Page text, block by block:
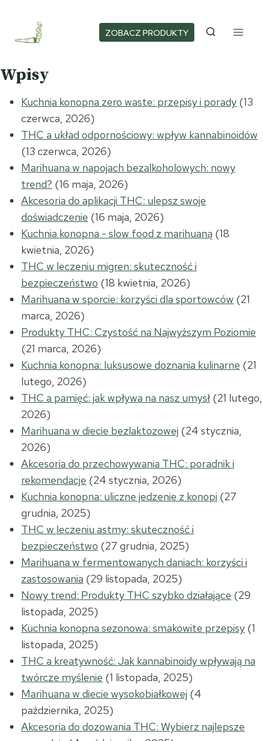
treści
ZOBACZ PRODUKTY
Wpisy
Kuchnia konopna zero waste: przepisy i porady (13
czerwca, 2026)
THC a układ odpornościowy: wpływ kannabinoidów
(13 czerwca, 2026)
Marihuana w napojach bezalkoholowych: nowy
trend? (16 maja, 2026)
Akcesoria do aplikacji THC: ulepsz swoje
doświadczenie (16 maja, 2026)
Kuchnia konopna - slow food z marihuaną (18
kwietnia, 2026)
THC w leczeniu migren: skuteczność i
bezpieczeństwo (18 kwietnia, 2026)
Marihuana w sporcie: korzyści dla sportowców (21
marca, 2026)
Produkty THC: Czystość na Najwyższym Poziomie
(21 marca, 2026)
Kuchnia konopna: luksusowe doznania kulinarne (21
lutego, 2026)
THC a pamięć: jak wpływa na nasz umysł (21 lutego,
2026)
Marihuana w diecie bezlaktozowej (24 stycznia,
2026)
Akcesoria do przechowywania THC: poradnik i
rekomendacje (24 stycznia, 2026)
Kuchnia konopna: uliczne jedzenie z konopi (27
grudnia, 2025)
THC w leczeniu astmy: skuteczność i
bezpieczeństwo (27 grudnia, 2025)
Marihuana w fermentowanych daniach: korzyści i
zastosowania (29 listopada, 2025)
Nowy trend: Produkty THC szybko działające (29
listopada, 2025)
Kuchnia konopna sezonowa: smakowite przepisy (1
listopada, 2025)
THC a kreatywność: Jak kannabinoidy wpływają na
twórcze myślenie (1 listopada, 2025)
Marihuana w diecie wysokobiałkowej (4
października, 2025)
Akcesoria do dozowania THC: Wybierz najlepsze